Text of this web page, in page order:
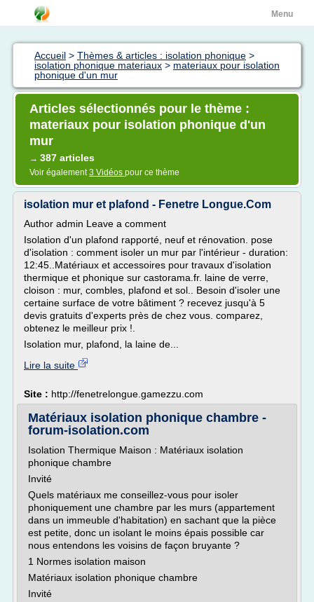
Menu
Accueil > Thèmes & articles : isolation phonique >
isolation phonique materiaux > materiaux pour isolation
phonique d'un mur
Articles sélectionnés pour le thème :
materiaux pour isolation phonique d'un
mur
→ 387 articles
Voir également3 Vidéos pour ce thème
isolation mur et plafond - Fenetre Longue.Com
Author admin Leave a comment
Isolation d'un plafond rapporté, neuf et rénovation. pose
d'isolation : comment isoler un mur par l'intérieur - duration:
12:45..Matériaux et accessoires pour travaux d'isolation
thermique et phonique sur castorama.fr. laine de verre,
cloison : mur, combles, plafond et sol.. Besoin d'isoler une
certaine surface de votre bâtiment ? recevez jusqu'à 5
devis gratuits d'experts près de chez vous. comparez,
obtenez le meilleur prix !.
Isolation mur, plafond, la laine de...
Lire la suite
Site : http://fenetrelongue.gamezzu.com
Matériaux isolation phonique chambre -
forum-isolation.com
Isolation Thermique Maison : Matériaux isolation
phonique chambre
Invité
Quels matériaux me conseillez-vous pour isoler
phoniquement une chambre par les murs (appartement
dans un immeuble d'habitation) en sachant que la pièce
est petite, donc un isolant le moins épais possible car
nous entendons les voisins de façon bruyante ?
1 Normes isolation maison
Matériaux isolation phonique chambre
Invité